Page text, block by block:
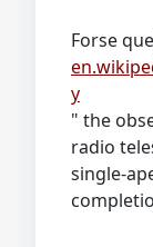
Forse
y
" the
radio
single-